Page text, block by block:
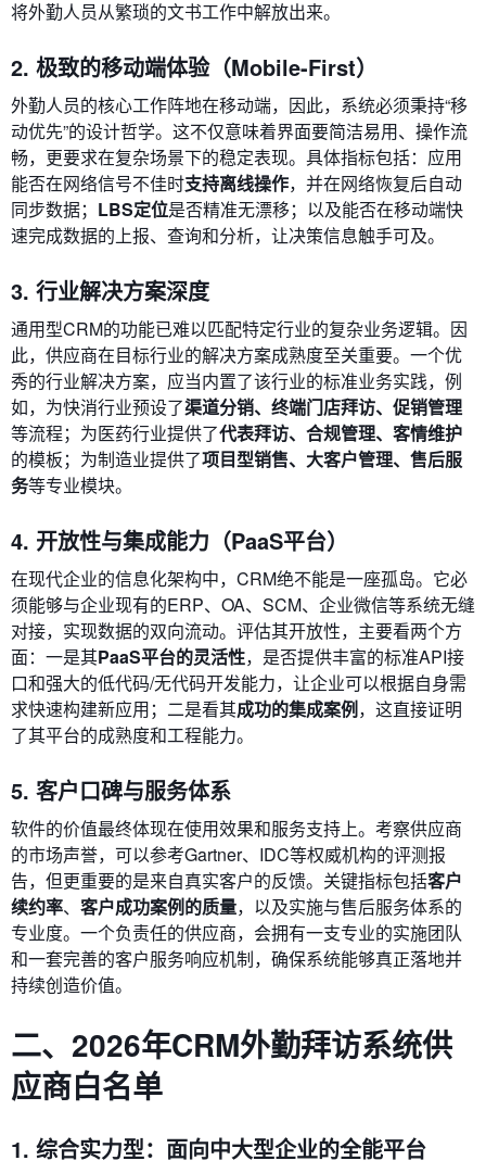
将外勤人员从繁琐的文书工作中解放出来。
2. 极致的移动端体验（Mobile-First）
外勤人员的核心工作阵地在移动端，因此，系统必须秉持“移
动优先”的设计哲学。这不仅意味着界面要简洁易用、操作流
畅，更要求在复杂场景下的稳定表现。具体指标包括：应用
能否在网络信号不佳时支持离线操作，并在网络恢复后自动
同步数据； LBS定位是否精准无漂移；以及能否在移动端快
速完成数据的上报、查询和分析，让决策信息触手可及。
3. 行业解决方案深度
通用型CRM的功能已难以匹配特定行业的复杂业务逻辑。因
此，供应商在目标行业的解决方案成熟度至关重要。一个优
秀的行业解决方案，应当内置了该行业的标准业务实践，例
如，为快消行业预设了渠道分销、终端门店拜访、促销管理
等流程；为医药行业提供了代表拜访、合规管理、客情维护
的模板；为制造业提供了项目型销售、大客户管理、售后服
务等专业模块。
4. 开放性与集成能力（PaaS平台）
在现代企业的信息化架构中，CRM绝不能是一座孤岛。它必
须能够与企业现有的ERP、OA、SCM、企业微信等系统无缝
对接，实现数据的双向流动。评估其开放性，主要看两个方
面：一是其PaaS平台的灵活性，是否提供丰富的标准API接
口和强大的低代码/无代码开发能力，让企业可以根据自身需
求快速构建新应用；二是看其成功的集成案例，这直接证明
了其平台的成熟度和工程能力。
5. 客户口碑与服务体系
软件的价值最终体现在使用效果和服务支持上。考察供应商
的市场声誉，可以参考Gartner、IDC等权威机构的评测报
告，但更重要的是来自真实客户的反馈。关键指标包括客户
续约率、 客户成功案例的质量，以及实施与售后服务体系的
专业度。一个负责任的供应商，会拥有一支专业的实施团队
和一套完善的客户服务响应机制，确保系统能够真正落地并
持续创造价值。
二、2026年CRM外勤拜访系统供
应商白名单
1. 综合实力型：面向中大型企业的全能平台